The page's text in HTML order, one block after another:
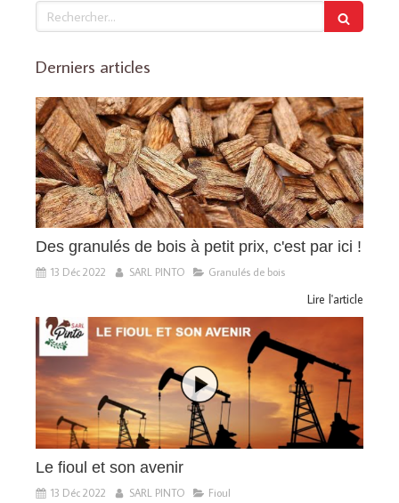
Rechercher
Derniers articles
Des granulés de bois à petit prix, c'est par ici !
13 Déc 2022 SARL PINTO Granulés de bois
Lire l'article
Le fioul et son avenir
13 Déc 2022 SARL PINTO Fioul